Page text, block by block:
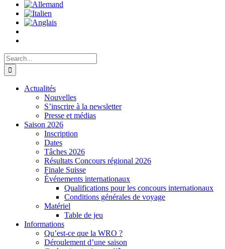
Search
for:
Actualités
Nouvelles
S’inscrire à la newsletter
Presse et médias
Saison 2026
Inscription
Dates
Tâches 2026
Résultats Concours régional 2026
Finale Suisse
Événements internationaux
Qualifications pour les concours internationaux
Conditions générales de voyage
Matériel
Table de jeu
Informations
Qu’est-ce que la WRO ?
Déroulement d’une saison